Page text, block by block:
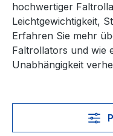
hochwertiger
Leichtgewichtigkeit,
Erfahren Sie mehr
Faltrollators und wie
Unabhängigkeit